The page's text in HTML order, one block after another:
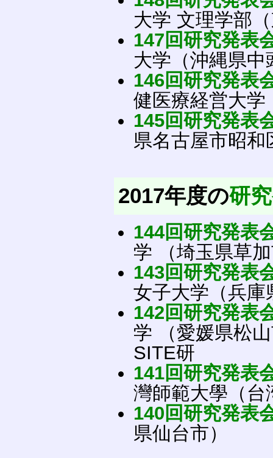
大学 文理学部
147回研究発表
大学（沖縄県中
146回研究発表
健医療経営大
145回研究発表
県名古屋市昭和
2017年度の研
144回研究発表
学 （埼玉県草
143回研究発表
女子大学（兵庫
142回研究発表
学 （愛媛県松
SITE研
141回研究発表
灣師範大學（台
140回研究発表
県仙台市）